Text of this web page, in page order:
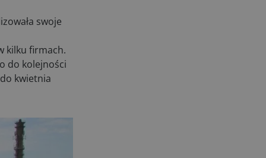
swoje
kilku firmach.
do kolejności
kwietnia